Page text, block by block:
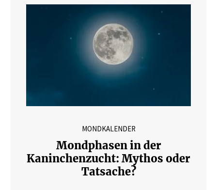
MONDKALENDER
Mondphasen in der
Kaninchenzucht: Mythos oder
Tatsache?